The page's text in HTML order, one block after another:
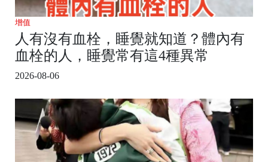
增值
人有沒有血栓，睡覺就知道？體內有
血栓的人，睡覺常有這4種異常
2026-08-06